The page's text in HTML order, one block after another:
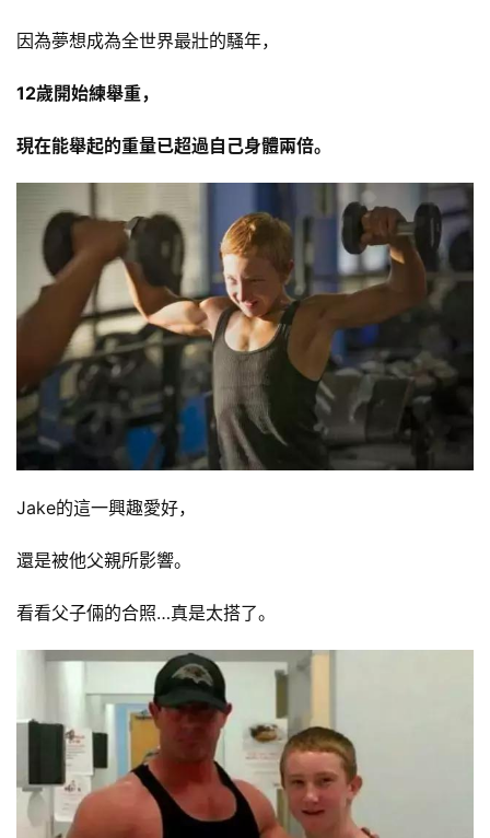
減
脂
有
氧
運
動
力
因為夢想成為全世界最壯的騷年，
12歲開始練舉重，
現在能舉起的重量已超過自己身體兩倍。
Jake的這一興趣愛好，
還是被他父親所影響。
看看父子倆的合照…真是太搭了。